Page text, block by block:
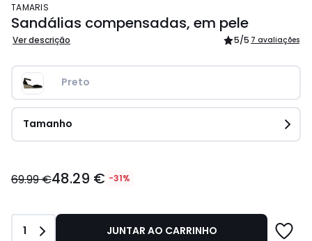
TAMARIS
Sandálias compensadas, em pele
Ver descrição 5/5 7 avaliações
Preto
Tamanho
€
69.99
69.99 €48.29 € -31%
Quantidade
1 JUNTAR AO CARRINHO